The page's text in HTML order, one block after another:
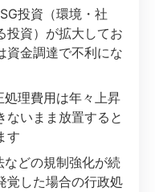
投資（環境・社
投資）が拡大してお
資金調達で不利にな
処理費用は年々上昇
ないまま放置すると
す
などの規制強化が続
覚した場合の行政処